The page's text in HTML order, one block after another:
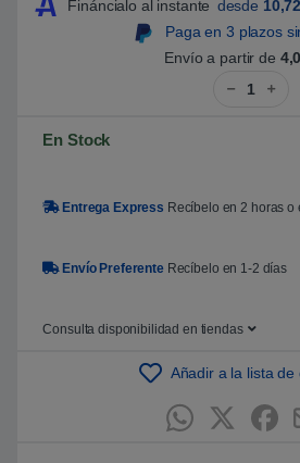
Fináncialo al instante desde 10,72
Paga en 3 plazos
Envío a partir de
En Stock
Entrega Express Recíbelo en 2 horas o
Envío Preferente Recíbelo en 1-2 días
Consulta disponibilidad en tiendas
Añadir a la lista de